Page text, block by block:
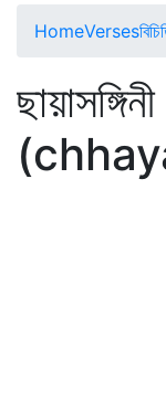
HomeVerses
ছায়াসঙ্গিনী